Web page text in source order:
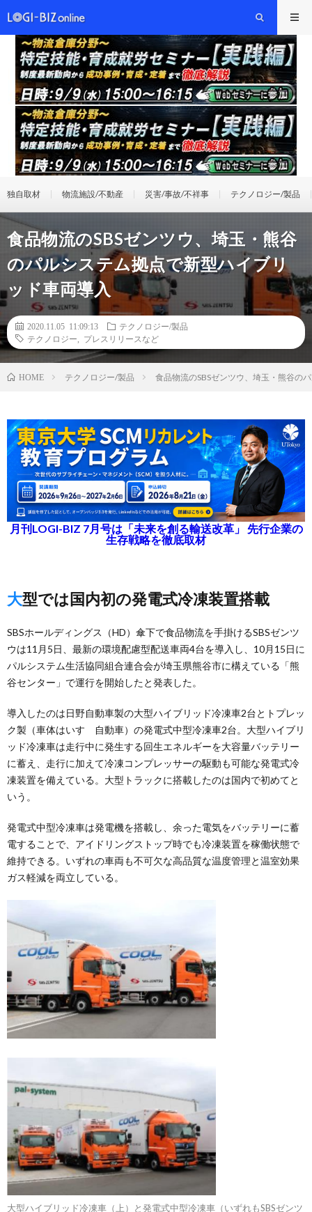
独自取材 物流施設/不動産 災害/事故/不祥事 テクノロジー/製品
食品物流のSBSゼンツウ、埼玉・熊谷
のパルシステム拠点で新型ハイブリ
ッド車両導入
2020.11.05 11:09:13
テクノロジー/製品
テクノロジー
プレスリリースなど
HOME テクノロジー/製品 食品物流のSBSゼンツウ、埼玉・熊谷の
月刊LOGI-BIZ 7月号は「未来を創る輸送改革」 先行企業の
生存戦略を徹底取材
大型では国内初の発電式冷凍装置搭載
SBSホールディングス（HD）傘下で食品物流を手掛けるSBSゼンツ
ウは11月5日、最新の環境配慮型配送車両4台を導入し、10月15日に
パルシステム生活協同組合連合会が埼玉県熊谷市に構えている「熊
谷センター」で運行を開始したと発表した。
導入したのは日野自動車製の大型ハイブリッド冷凍車2台とトプレッ
ク製（車体はいすゞ自動車）の発電式中型冷凍車2台。大型ハイブリ
ッド冷凍車は走行中に発生する回生エネルギーを大容量バッテリー
に蓄え、走行に加えて冷凍コンプレッサーの駆動も可能な発電式冷
凍装置を備えている。大型トラックに搭載したのは国内で初めてと
いう。
発電式中型冷凍車は発電機を搭載し、余った電気をバッテリーに蓄
電することで、アイドリングストップ時でも冷凍装置を稼働状態で
維持できる。いずれの車両も不可欠な高品質な温度管理と温室効果
ガス軽減を両立している。
大型ハイブリッド冷凍車（上）と発電式中型冷凍車（いずれもSBSゼンツ